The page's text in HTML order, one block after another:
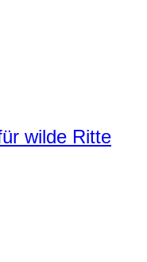
wilde Ritte